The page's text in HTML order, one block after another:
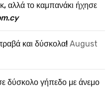
αλλά το καμπανάκι ήχησε
και δύσκολα! August
δύσκολο γήπεδο με άνεμο